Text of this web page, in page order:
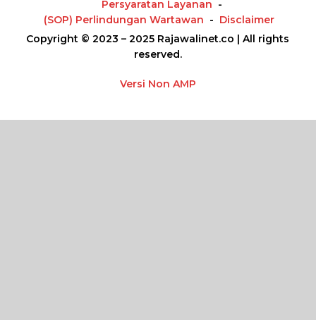
Persyaratan Layanan
(SOP) Perlindungan Wartawan
Disclaimer
Copyright © 2023 – 2025 Rajawalinet.co | All rights
reserved.
Versi Non AMP